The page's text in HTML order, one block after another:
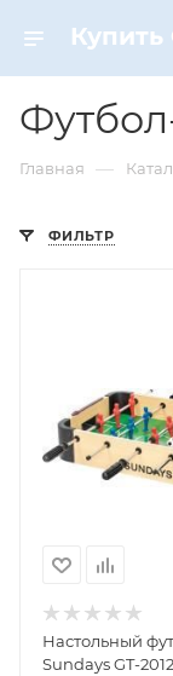
Главная —
ФИЛЬТР
Настольный
Sundays GT-2012